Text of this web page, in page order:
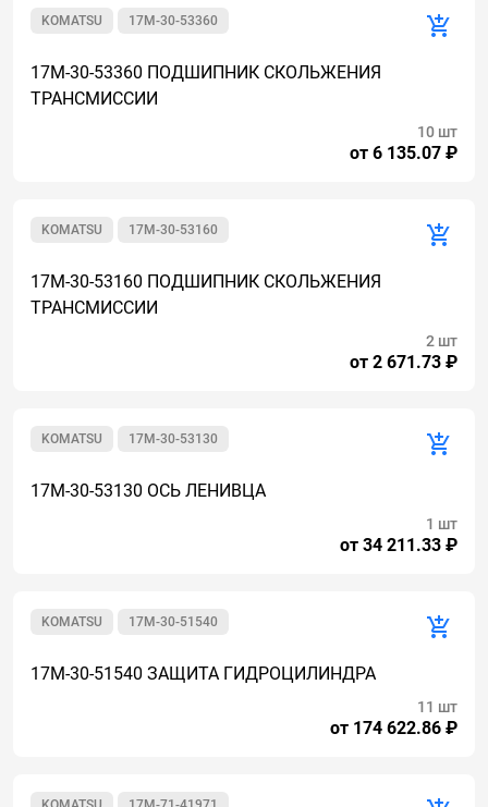
17M-30-53360
KOMATSU
17M-30-53360 ПОДШИПНИК СКОЛЬЖЕНИЯ
ТРАНСМИССИИ
от 6 135.07 ₽
10 шт
17M-30-53160
KOMATSU
17M-30-53160 ПОДШИПНИК СКОЛЬЖЕНИЯ
ТРАНСМИССИИ
от 2 671.73 ₽
2 шт
17M-30-53130
KOMATSU
17M-30-53130 ОСЬ ЛЕНИВЦА
от 34 211.33 ₽
1 шт
17M-30-51540
KOMATSU
17M-30-51540 ЗАЩИТА ГИДРОЦИЛИНДРА
от 174 622.86 ₽
11 шт